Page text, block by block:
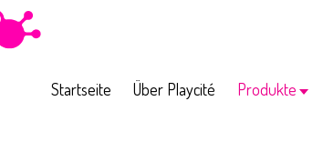
Startseite Über Playcité Produkte